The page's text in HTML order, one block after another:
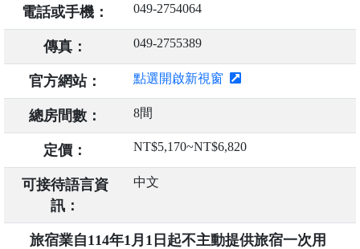
電話或手機： 049-2754064
傳真： 049-2755389
官方網站： 點選開啟新視窗
總房間數： 8間
定價： NT$5,170~NT$6,820
可接待語言資
訊：
中文
旅宿業自114年1月1日起不主動提供旅宿一次用